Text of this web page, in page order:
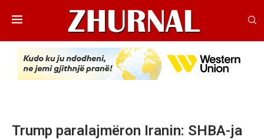
Trump paralajmëron Iranin: SHBA-ja